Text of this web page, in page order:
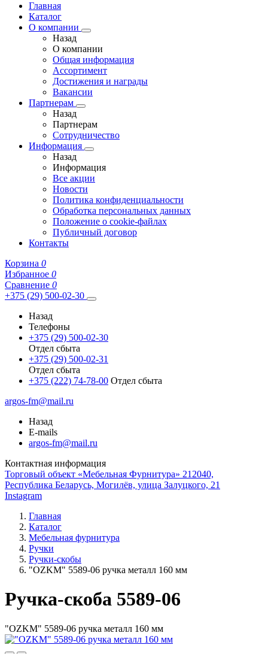
Главная
Каталог
О компании
Назад
О компании
Общая информация
Ассортимент
Достижения и награды
Вакансии
Партнерам
Назад
Партнерам
Сотрудничество
Информация
Назад
Информация
Все акции
Новости
Политика конфиденциальности
Обработка персональных данных
Положение о cookie-файлах
Публичный договор
Контакты
Корзина 0
Избранное 0
Сравнение 0
+375 (29) 500-02-30
Назад
Телефоны
+375 (29) 500-02-30
Отдел сбыта
+375 (29) 500-02-31
Отдел сбыта
+375 (222) 74-78-00 Отдел сбыта
argos-fm@mail.ru
Назад
E-mails
argos-fm@mail.ru
Контактная информация
Торговый объект «Мебельная Фурнитура» 212040,
Республика Беларусь, Могилёв, улица Залуцкого, 21
Instagram
Главная
Каталог
Мебельная фурнитура
Ручки
Ручки-скобы
"OZKM" 5589-06 ручка металл 160 мм
Ручка-скоба 5589-06
"OZKM" 5589-06 ручка металл 160 мм